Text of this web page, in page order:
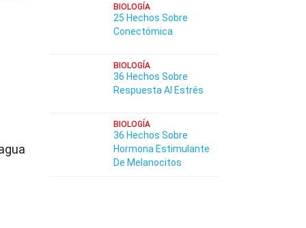
BIOLOGÍA
25 Hechos Sobre
Conectómica
BIOLOGÍA
36 Hechos Sobre
Respuesta Al Estrés
BIOLOGÍA
36 Hechos Sobre
Hormona Estimulante
De Melanocitos